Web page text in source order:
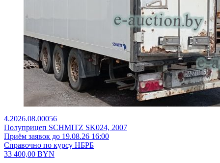
4.2026.08.00056
Полуприцеп SCHMITZ SK024, 2007
Приём заявок до 19.08.26 16:00
Справочно по курсу НБРБ
33 400,00 BYN